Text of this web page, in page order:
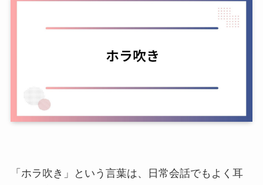
「ホラ吹き」という言葉は、日常会話でもよく耳